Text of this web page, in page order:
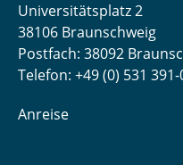
Universitätsplatz 2
38106 Braunschweig
Postfach: 38092
Telefon: +49 (0) 531 391-
Anreise